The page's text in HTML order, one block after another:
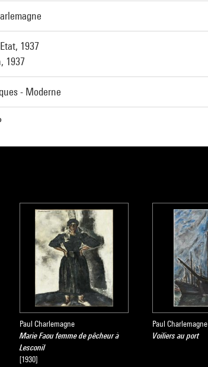
1937
1937
- Moderne
Paul Charlemagne
Marie Faou femme de pêcheur à
Lesconil
[1930]
Paul Charlemagne
Voiliers au port